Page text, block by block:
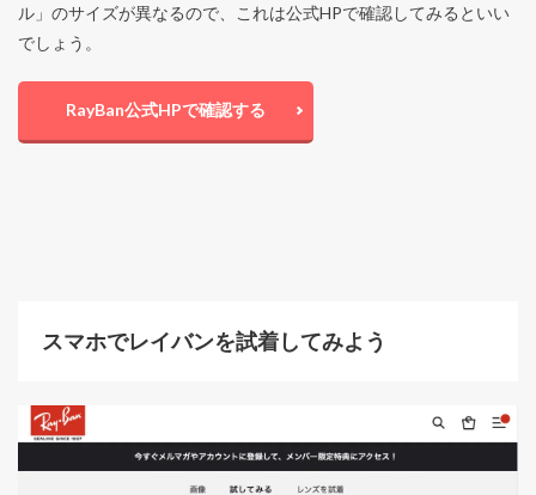
ル」のサイズが異なるので、これは公式HPで確認してみるといい
でしょう。
RayBan公式HPで確認する
スマホでレイバンを試着してみよう